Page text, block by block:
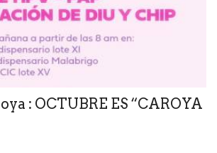
: OCTUBRE ES “CAROYA